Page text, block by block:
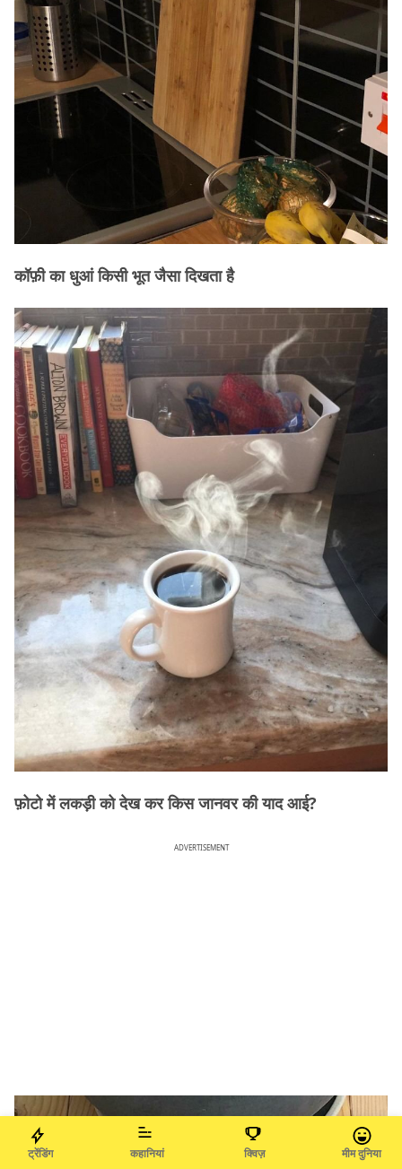
कॉफ़ी का धुआं किसी भूत जैसा दिखता है
फ़ोटो में लकड़ी को देख कर किस जानवर की याद आई?
ADVERTISEMENT
ट्रेंडिंग कहानियां क्विज़ मीम दुनिया